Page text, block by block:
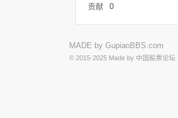
贡献
0
MADE by GupiaoBBS.com
© 2015-2025 Made by 中国股票论坛